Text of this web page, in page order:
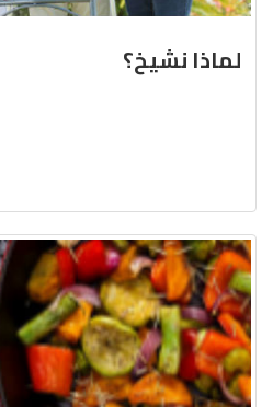
لماذا نشيخ؟